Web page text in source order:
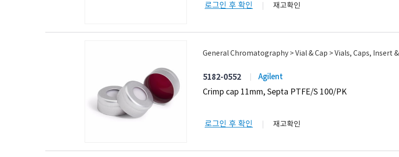
로그인 후 확인 재고확인
General Chromatography > Vial & Cap > Vials, Caps, Insert
5182-0552 Agilent
Crimp cap 11mm, Septa PTFE/S 100/PK
로그인 후 확인 재고확인